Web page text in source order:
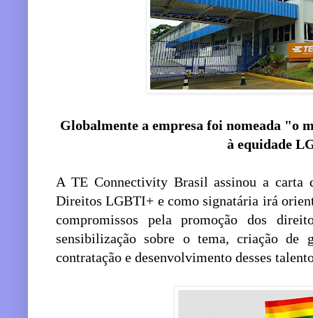
Globalmente a empresa foi nomeada "o
à equidade
A TE Connectivity Brasil assinou a carta
Direitos LGBTI+ e como signatária irá
compromissos pela promoção dos
sensibilização sobre o tema, criação de
contratação e desenvolvimento desses